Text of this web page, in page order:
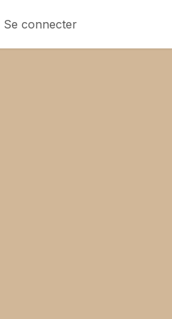
Se connecter